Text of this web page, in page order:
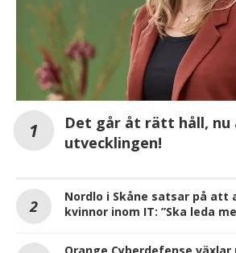
Det går åt rätt håll, nu
utvecklingen!
Nordlo i Skåne satsar på
kvinnor inom IT: ”Ska leda